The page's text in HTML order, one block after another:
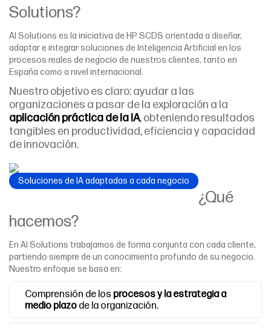
Solutions?
AI Solutions es la iniciativa de HP SCDS orientada a diseñar,
adaptar e integrar soluciones de Inteligencia Artificial en los
procesos reales de negocio de nuestros clientes, tanto en
España como a nivel internacional.
Nuestro objetivo es claro: ayudar a las
organizaciones a pasar de la exploración a la
aplicación práctica de la IA, obteniendo resultados
tangibles en productividad, eficiencia y capacidad
de innovación.
Soluciones de IA adaptadas a cada negocio
¿Qué
hacemos?
En AI Solutions trabajamos de forma conjunta con cada cliente,
partiendo siempre de un conocimiento profundo de su negocio.
Nuestro enfoque se basa en:
Comprensión de los procesos y la estrategia a
medio plazo de la organización.